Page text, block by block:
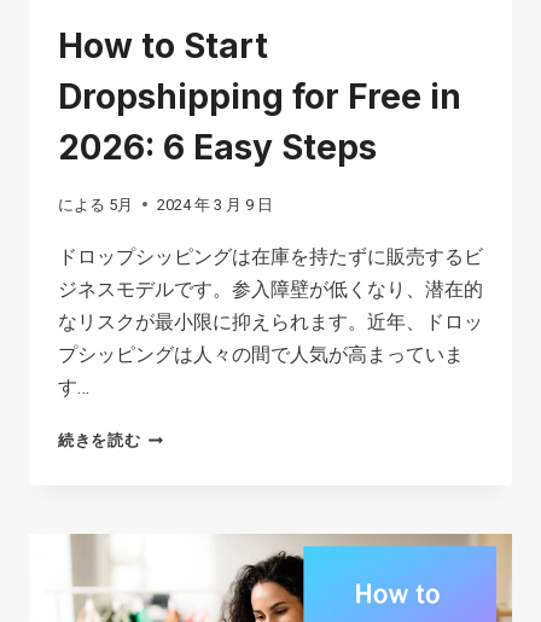
見
け
る
法
考
慮
8
How to Start
Dropshipping for Free in
2026: 6 Easy Steps
による 5月 2024 年 3 月 9 日
ドロップシッピングは在庫を持たずに販売するビ
ジネスモデルです。参入障壁が低くなり、潜在的
なリスクが最小限に抑えられます。近年、ドロッ
プシッピングは人々の間で人気が高まっていま
す…
続きを読むHOW
DROPSHIPPING
FREE